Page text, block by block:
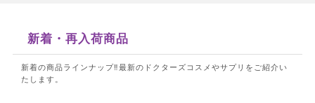
新着・再入荷商品
新着の商品ラインナップ‼最新のドクターズコスメやサプリをご紹介い
たします。